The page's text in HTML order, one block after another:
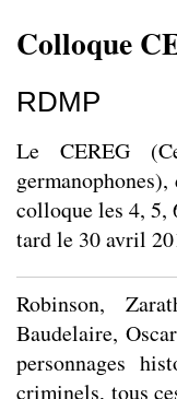
Colloque
RDMP
Le CEREG
colloque les 4, 5,
tard le 30 avril
Robinson,
Baudelaire,
personnages
criminels, tous